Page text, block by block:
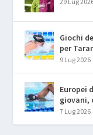
Giochi
per
9 Lug 2026
Europei
giovani,
7 Lug 2026